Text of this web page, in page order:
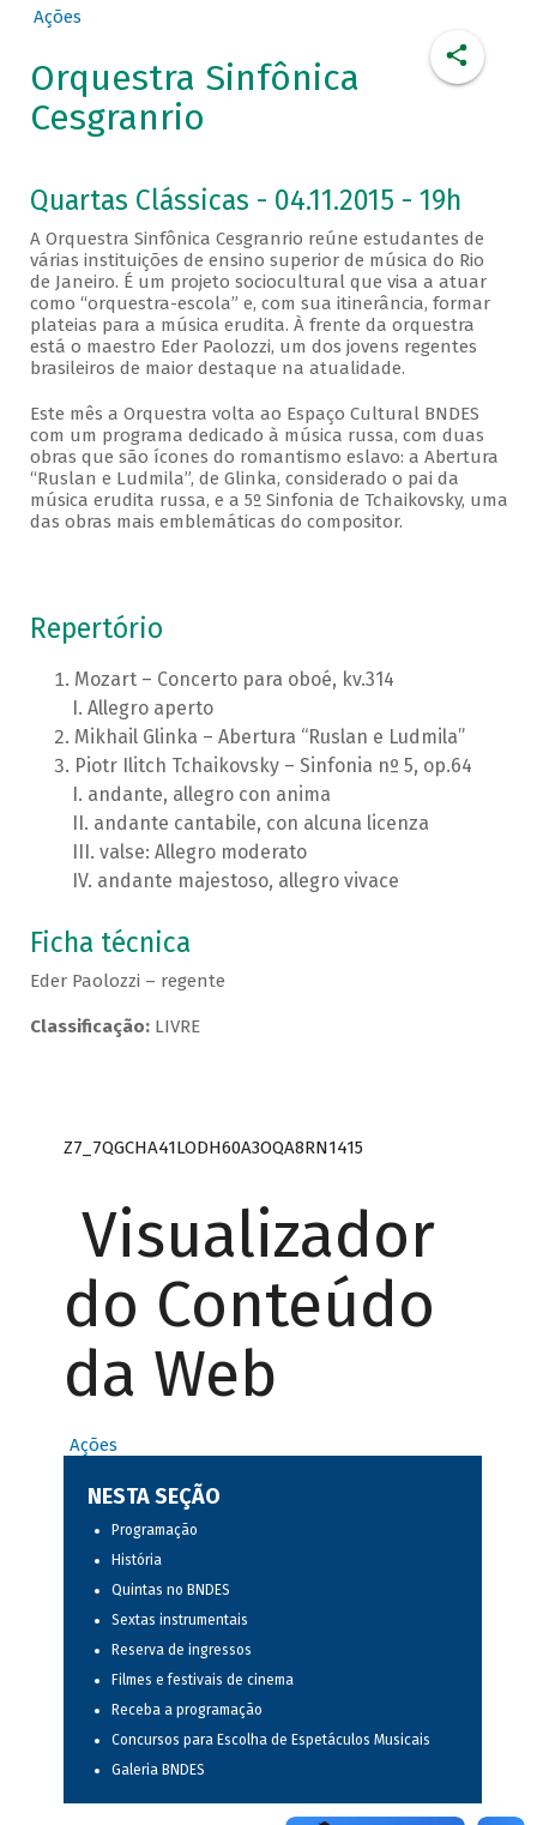
Ações
Orquestra Sinfônica
Cesgranrio
Quartas Clássicas - 04.11.2015 - 19h
A Orquestra Sinfônica Cesgranrio reúne estudantes de
várias instituições de ensino superior de música do Rio
de Janeiro. É um projeto sociocultural que visa a atuar
como “orquestra-escola” e, com sua itinerância, formar
plateias para a música erudita. À frente da orquestra
está o maestro Eder Paolozzi, um dos jovens regentes
brasileiros de maior destaque na atualidade.
Este mês a Orquestra volta ao Espaço Cultural BNDES
com um programa dedicado à música russa, com duas
obras que são ícones do romantismo eslavo: a Abertura
“Ruslan e Ludmila”, de Glinka, considerado o pai da
música erudita russa, e a 5º Sinfonia de Tchaikovsky, uma
das obras mais emblemáticas do compositor.
Repertório
Mozart – Concerto para oboé, kv.314
Allegro aperto
Mikhail Glinka – Abertura “Ruslan e Ludmila”
Piotr Ilitch Tchaikovsky – Sinfonia nº 5, op.64
andante, allegro con anima
andante cantabile, con alcuna licenza
valse: Allegro moderato
andante majestoso, allegro vivace
Ficha técnica
Eder Paolozzi – regente
Classificação:LIVRE
Z7_7QGCHA41LODH60A3OQA8RN1415
Visualizador
do Conteúdo
da Web
Ações
NESTA SEÇÃO
Programação
História
Quintas no BNDES
Sextas instrumentais
Reserva de ingressos
Filmes e festivais de cinema
Receba a programação
Concursos para Escolha de Espetáculos Musicais
Galeria BNDES